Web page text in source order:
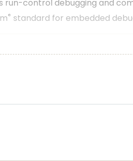
run-control debugging and
® standard for embedded